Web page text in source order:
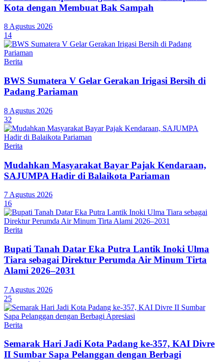
Kota dengan Membuat Bak Sampah
8 Agustus 2026
14
Berita
BWS Sumatera V Gelar Gerakan Irigasi Bersih di
Padang Pariaman
8 Agustus 2026
32
Berita
Mudahkan Masyarakat Bayar Pajak Kendaraan,
SAJUMPA Hadir di Balaikota Pariaman
7 Agustus 2026
16
Berita
Bupati Tanah Datar Eka Putra Lantik Inoki Ulma
Tiara sebagai Direktur Perumda Air Minum Tirta
Alami 2026–2031
7 Agustus 2026
25
Berita
Semarak Hari Jadi Kota Padang ke-357, KAI Divre
II Sumbar Sapa Pelanggan dengan Berbagi